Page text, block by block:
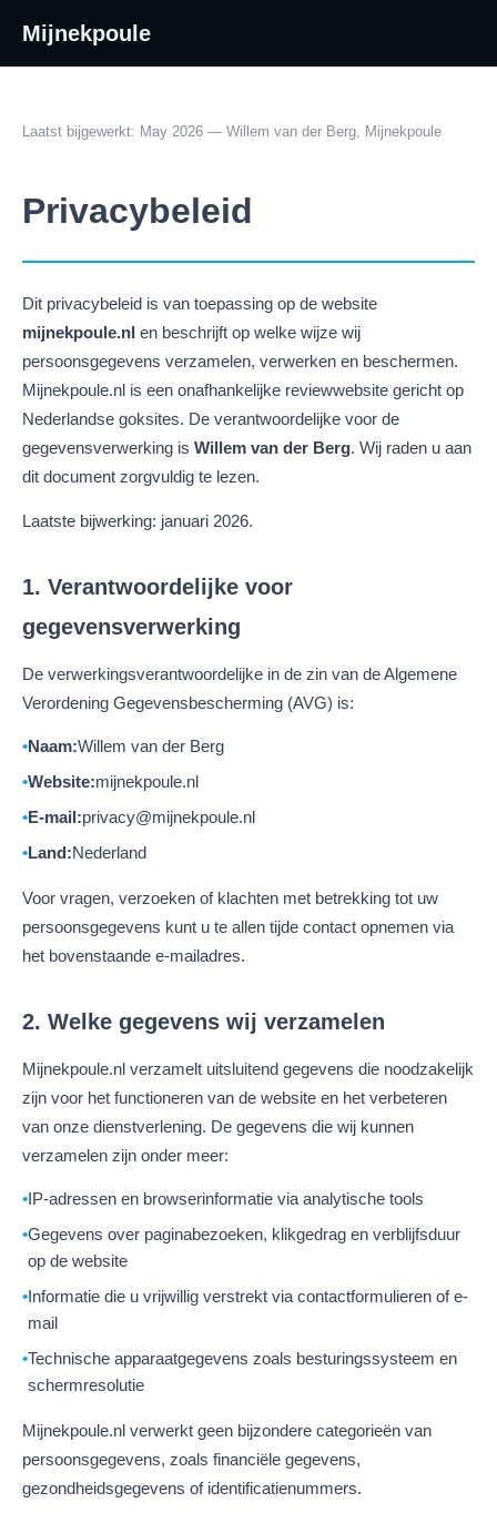
Mijnekpoule
Laatst bijgewerkt: May 2026 — Willem van der Berg, Mijnekpoule
Privacybeleid
Dit privacybeleid is van toepassing op de website
mijnekpoule.nl en beschrijft op welke wijze wij
persoonsgegevens verzamelen, verwerken en beschermen.
Mijnekpoule.nl is een onafhankelijke reviewwebsite gericht op
Nederlandse goksites. De verantwoordelijke voor de
gegevensverwerking is Willem van der Berg. Wij raden u aan
dit document zorgvuldig te lezen.
Laatste bijwerking: januari 2026.
1. Verantwoordelijke voor
gegevensverwerking
De verwerkingsverantwoordelijke in de zin van de Algemene
Verordening Gegevensbescherming (AVG) is:
Naam:Willem van der Berg
Website:mijnekpoule.nl
E-mail:privacy@mijnekpoule.nl
Land:Nederland
Voor vragen, verzoeken of klachten met betrekking tot uw
persoonsgegevens kunt u te allen tijde contact opnemen via
het bovenstaande e-mailadres.
2. Welke gegevens wij verzamelen
Mijnekpoule.nl verzamelt uitsluitend gegevens die noodzakelijk
zijn voor het functioneren van de website en het verbeteren
van onze dienstverlening. De gegevens die wij kunnen
verzamelen zijn onder meer:
IP-adressen en browserinformatie via analytische tools
Gegevens over paginabezoeken, klikgedrag en verblijfsduur
op de website
Informatie die u vrijwillig verstrekt via contactformulieren of e-
mail
Technische apparaatgegevens zoals besturingssysteem en
schermresolutie
Mijnekpoule.nl verwerkt geen bijzondere categorieën van
persoonsgegevens, zoals financiële gegevens,
gezondheidsgegevens of identificatienummers.